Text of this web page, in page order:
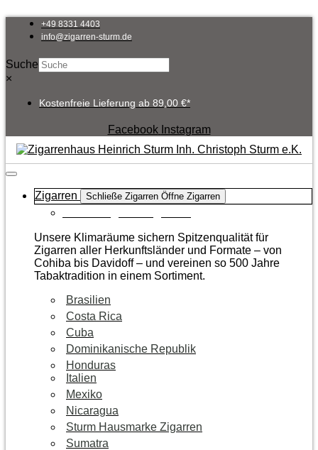
Inhalt
springen
+49 8331 4403
info@zigarren-sturm.de
Suche
×
Kostenfreie Lieferung ab 89,00 €*
Facebook Instagram
Zigarren Schließe Zigarren Öffne Zigarren
Unsere Klimaräume sichern Spitzenqualität für
Zigarren aller Herkunftsländer und Formate – von
Cohiba bis Davidoff – und vereinen so 500 Jahre
Tabaktradition in einem Sortiment.
Brasilien
Costa Rica
Cuba
Dominikanische Republik
Honduras
Italien
Mexiko
Nicaragua
Sturm Hausmarke Zigarren
Sumatra